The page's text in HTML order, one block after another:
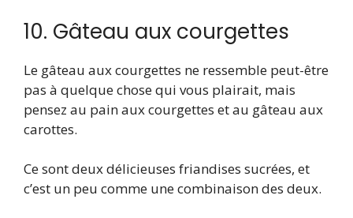
10. Gâteau aux courgettes
Le gâteau aux courgettes ne ressemble peut-être
pas à quelque chose qui vous plairait, mais
pensez au pain aux courgettes et au gâteau aux
carottes.
Ce sont deux délicieuses friandises sucrées, et
c’est un peu comme une combinaison des deux.